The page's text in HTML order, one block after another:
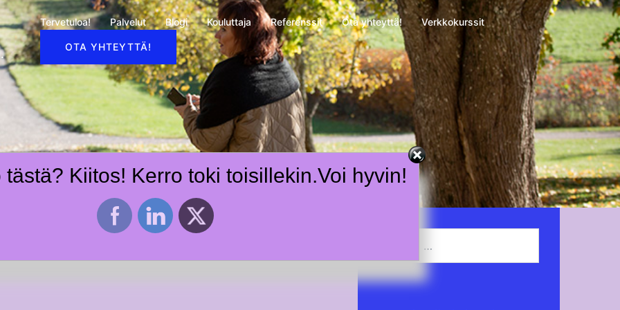
Tervetuloa! Palvelut Blogi Kouluttaja Referenssit Ota yhteyttä! Verkkokurssit
OTA YHTEYTTÄ!
tästä? Kiitos! Kerro toki toisillekin.Voi hyvin!